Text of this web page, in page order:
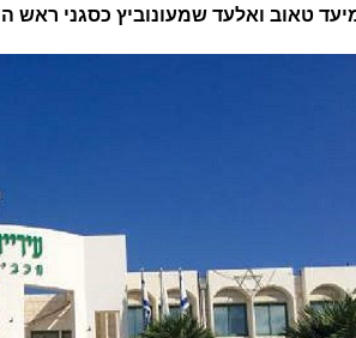
טאוב ואלעד שמעונוביץ כסגני ראש